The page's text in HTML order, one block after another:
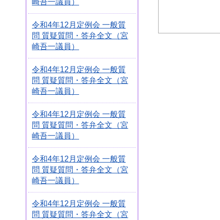
崎吾一議員）
令和4年12月定例会 一般質
問 質疑質問・答弁全文（宮
崎吾一議員）
令和4年12月定例会 一般質
問 質疑質問・答弁全文（宮
崎吾一議員）
令和4年12月定例会 一般質
問 質疑質問・答弁全文（宮
崎吾一議員）
令和4年12月定例会 一般質
問 質疑質問・答弁全文（宮
崎吾一議員）
令和4年12月定例会 一般質
問 質疑質問・答弁全文（宮